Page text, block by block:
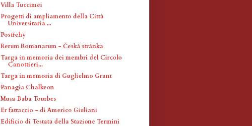
Villa Tuccimei
Progetti di ampliamento della Città
Universitaria ...
Postřehy
Rerum Romanarum - Česká stránka
Targa in memoria dei membri del Circolo
Canottieri...
Targa in memoria di Guglielmo Grant
Panagia Chalkeon
Musa Baba Tourbes
Er fattaccio - di Americo Giuliani
Edificio di Testata della Stazione Termini